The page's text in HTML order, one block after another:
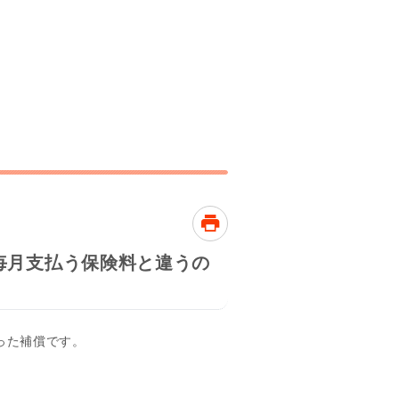
支払う保険料と違うの
補償です。